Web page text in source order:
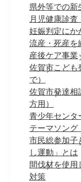
県外等での新
月児健康診
妊娠判定にか
流産・死産を
産後ケア事業
佐賀市こども
で）
佐賀市発達相
方用）
青少年センタ
テーマソング
市民総参加子
し運動」とは
間伐材を使
対策